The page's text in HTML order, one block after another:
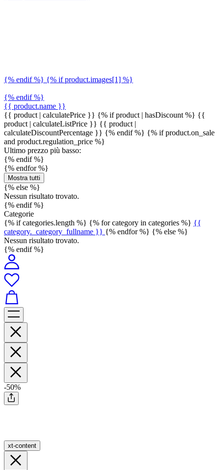
{% endif %} {% if product.images[1] %}
{% endif %}
{{ product.name }}
{{ product | calculatePrice }} {% if product | hasDiscount %} {{
product | calculateListPrice }} {{ product |
calculateDiscountPercentage }} {% endif %} {% if product.on_sale
and product.regulation_price %}
Ultimo prezzo più basso:
{% endif %}
{% endfor %}
Mostra tutti
{% else %}
Nessun risultato trovato.
{% endif %}
Categorie
{% if categories.length %} {% for category in categories %} {{
category._category_fullname }} {% endfor %} {% else %}
Nessun risultato trovato.
{% endif %}
-50%
xt-content